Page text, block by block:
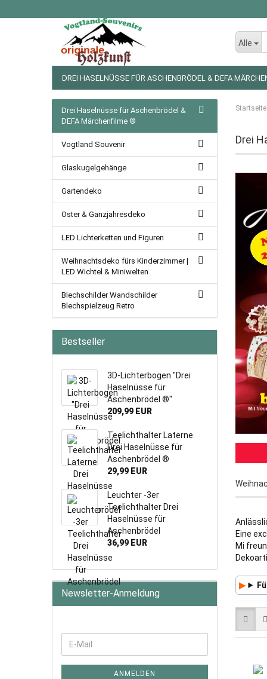
Alle
DREI HASELNÜSSE FÜR ASCHENBRÖDEL & DEFA
LED LICHTERKETTEN UND FIGUREN
Startseite
Drei
Eine
Mi
Drei Haselnüsse für Aschenbrödel &
DEFA Märchenfilme ®
Vogtland Souvenir
Glaskugelgehänge
Gartendeko
Oster & Ganzjahresdeko
LED Lichterketten und Figuren
Weihnachtsdeko fürs Kinderzimmer |
LED Wichtel & Miniwelten
Blechschilder Wandschilder
Blechspielzeug Retro
Bestseller
3D-Lichterbogen "Drei
Haselnüsse für
Aschenbrödel ®"
209,99 EUR
Teelichthalter Laterne
Drei Haselnüsse für
Aschenbrödel ®
29,99 EUR
Leuchter -3er
Teelichthalter Drei
Haselnüsse für
Aschenbrödel
36,99 EUR
Newsletter-Anmeldung
ZUR
E-
Mail
ANMELDEN